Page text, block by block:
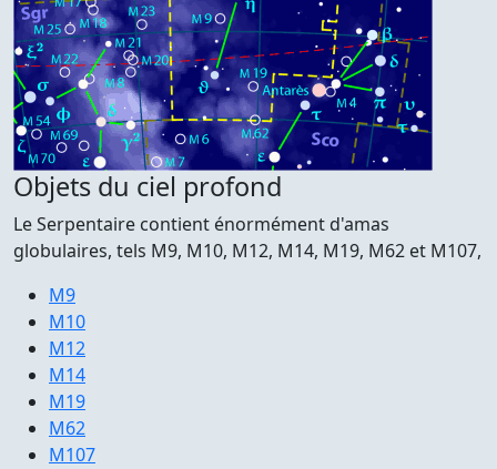
Objets du ciel profond
Le Serpentaire contient énormément d'amas
globulaires, tels M9, M10, M12, M14, M19, M62 et M107,
M9
M10
M12
M14
M19
M62
M107